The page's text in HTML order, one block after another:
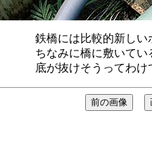
鉄橋には比較的新し
ちなみに橋に敷いて
底が抜けそうってわ